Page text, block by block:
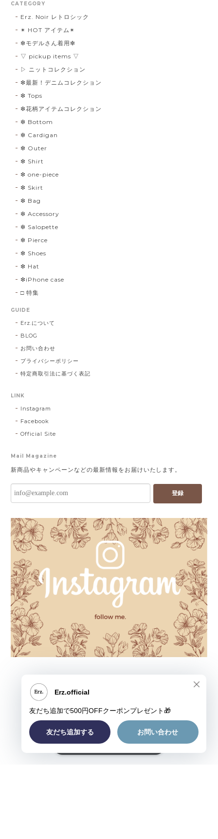
CATEGORY
Erz. Noir レトロシック
✴︎ HOT アイテム✴︎
❇︎モデルさん着用❇︎
▽ pickup items ▽
▷ ニットコレクション
❇︎最新！デニムコレクション
❇︎ Tops
❇︎花柄アイテムコレクション
❇︎ Bottom
❇︎ Cardigan
❇︎ Outer
❇︎ Shirt
❇︎ one-piece
❇︎ Skirt
❇︎ Bag
❇︎ Accessory
❇︎ Salopette
❇︎ Pierce
❇︎ Shoes
❇︎ Hat
❇︎iPhone case
□ 特集
GUIDE
Erz.について
BLOG
お問い合わせ
プライバシーポリシー
特定商取引法に基づく表記
LINK
Instagram
Facebook
Official Site
Mail Magazine
新商品やキャンペーンなどの最新情報をお届けいたします。
登録
ショップに質問する